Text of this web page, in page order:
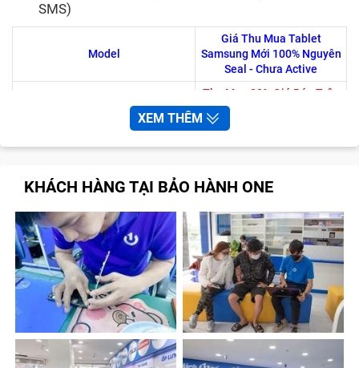
SMS)
Model
Giá Thu Mua Tablet
Samsung Mới 100% Nguyên
Seal - Chưa Active
Thu Mua 80% Giá Bán Trên
Thu Mua 80% Giá Bán Trên
Thị Trường
Samsung Galaxy Tab S7
Thị Trường
Samsung Galaxy Tab S6 Lite
Thu Mua 80% Giá Bán Trên
Thị Trường
Samsung Galaxy Tab S6 LTE
Thu Mua 80% Giá Bán Trên
Thị Trường
Samsung Galaxy Tab S6
Thu Mua 80% Giá Bán Trên
Thị Trường
Samsung Galaxy Tab S5e (LTE)
Thu Mua 80% Giá Bán Trên
Thị Trường
XEM THÊM
KHÁCH HÀNG TẠI BẢO HÀNH ONE